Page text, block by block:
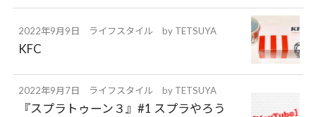
2022年9月9日 ライフスタイル by TETSUYA
KFC
2022年9月7日 ライフスタイル by TETSUYA
『スプラトゥーン３』#1 スプラやろう